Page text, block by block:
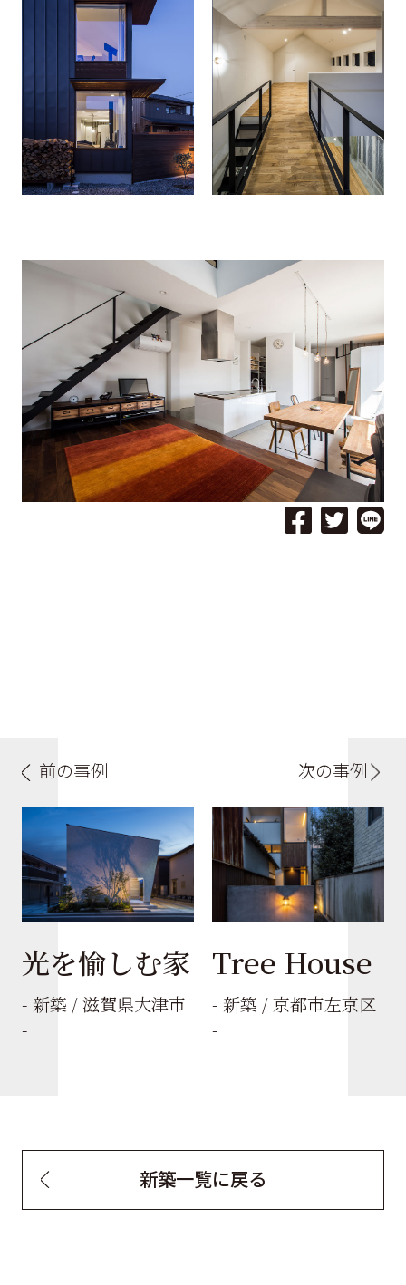
前の事例
光を愉しむ家
- 新築 / 滋賀県大津市
-
次の事例
Tree House
- 新築 / 京都市左京区
-
新築一覧に戻る